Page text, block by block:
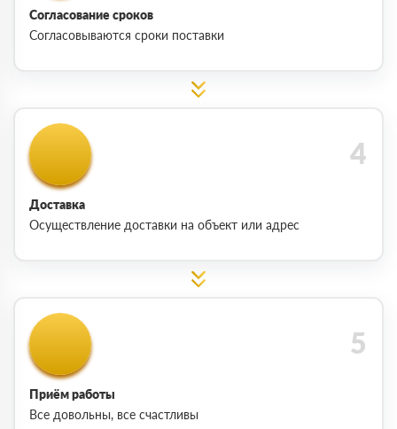
Согласование сроков
Согласовываются сроки поставки
Доставка
Осуществление доставки на объект или адрес
Приём работы
Все довольны, все счастливы